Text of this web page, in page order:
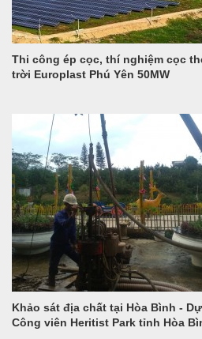
Thi công ép cọc, thí nghiệm cọc
trời Europlast Phú Yên 50MW
Khảo sát địa chất tại Hòa Bình -
Công viên Heritist Park tỉnh Hòa